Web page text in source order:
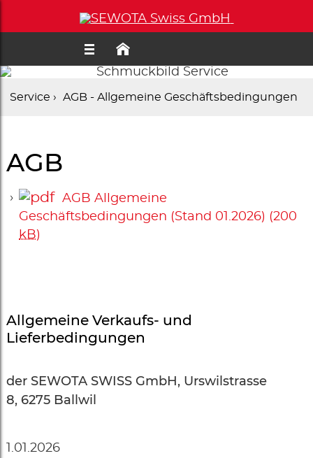
Service
Service › AGB - Allgemeine Geschäftsbedingungen
AGB
AGB Allgemeine
Geschäftsbedingungen (Stand 01.2026) (200
kB)
Allgemeine Verkaufs- und
Lieferbedingungen
der SEWOTA SWISS GmbH, Urswilstrasse
8, 6275 Ballwil
1.01.2026